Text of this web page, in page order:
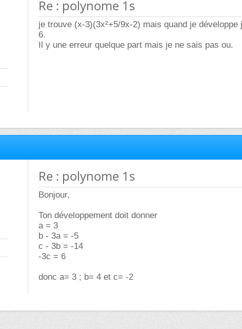
Re : polynome 1s
je trouve (x-3)(3x²+5/9x-2) mais quand je
6.
Il y une erreur quelque part mais je ne sais pas ou.
Re : polynome 1s
Bonjour,
Ton développement doit donner
a = 3
b - 3a = -5
c - 3b = -14
-3c = 6
donc a= 3 ; b= 4 et c= -2